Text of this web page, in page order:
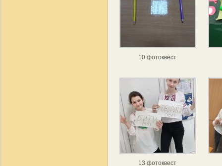
10 фотоквест
13 фотоквест